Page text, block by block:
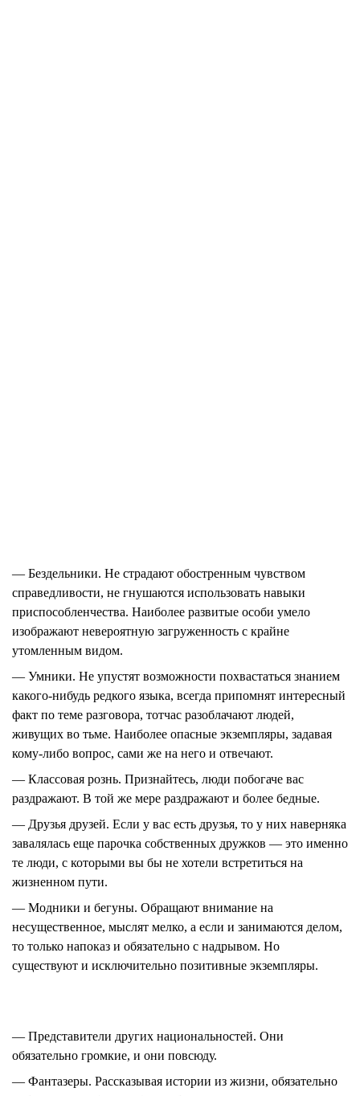
— Бездельники. Не страдают обостренным чувством
справедливости, не гнушаются использовать навыки
приспособленчества. Наиболее развитые особи умело
изображают невероятную загруженность с крайне
утомленным видом.
— Умники. Не упустят возможности похвастаться знанием
какого-нибудь редкого языка, всегда припомнят интересный
факт по теме разговора, тотчас разоблачают людей,
живущих во тьме. Наиболее опасные экземпляры, задавая
кому-либо вопрос, сами же на него и отвечают.
— Классовая рознь. Признайтесь, люди побогаче вас
раздражают. В той же мере раздражают и более бедные.
— Друзья друзей. Если у вас есть друзья, то у них наверняка
завалялась еще парочка собственных дружков — это именно
те люди, с которыми вы бы не хотели встретиться на
жизненном пути.
— Модники и бегуны. Обращают внимание на
несущественное, мыслят мелко, а если и занимаются делом,
то только напоказ и обязательно с надрывом. Но
существуют и исключительно позитивные экземпляры.
— Представители других национальностей. Они
обязательно громкие, и они повсюду.
— Фантазеры. Рассказывая истории из жизни, обязательно